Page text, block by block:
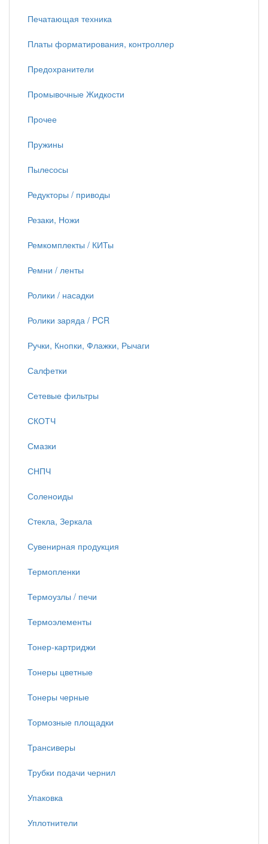
Печатающая техника
Платы форматирования, контроллер
Предохранители
Промывочные Жидкости
Прочее
Пружины
Пылесосы
Редукторы / приводы
Резаки, Ножи
Ремкомплекты / КИТы
Ремни / ленты
Ролики / насадки
Ролики заряда / PCR
Ручки, Кнопки, Флажки, Рычаги
Салфетки
Сетевые фильтры
СКОТЧ
Смазки
СНПЧ
Соленоиды
Стекла, Зеркала
Сувенирная продукция
Термопленки
Термоузлы / печи
Термоэлементы
Тонер-картриджи
Тонеры цветные
Тонеры черные
Тормозные площадки
Трансиверы
Трубки подачи чернил
Упаковка
Уплотнители